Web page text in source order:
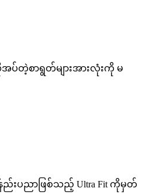
အပ်တဲ့စာရွတ်များအားလုံးကို မ
ည်းပညာဖြစ်သည့် Ultra Fit ကိုမှတ်